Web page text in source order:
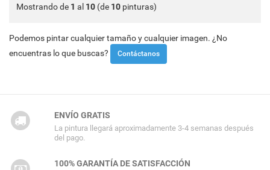
Mostrando de 1 al 10 (de 10 pinturas)
Podemos pintar cualquier tamaño y cualquier imagen. ¿No
encuentras lo que buscas?
Contáctanos
ENVÍO GRATIS
La pintura llegará aproximadamente 3-4 semanas después
del pago.
100% GARANTÍA DE SATISFACCIÓN